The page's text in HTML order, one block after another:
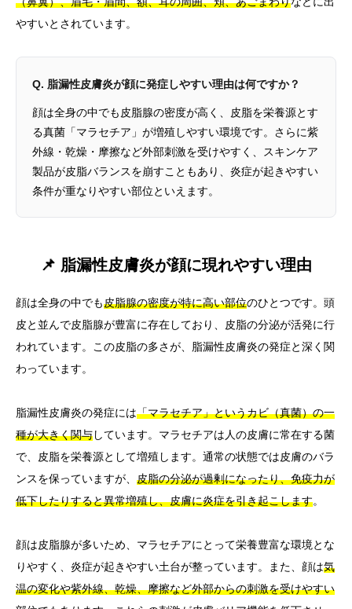
やすいとされています。
Q. 脂漏性皮膚炎が顔に発症しやすい理由は何ですか？
顔は全身の中でも皮脂腺の密度が高く、皮脂を栄養源とす
る真菌「マラセチア」が増殖しやすい環境です。さらに紫
外線・乾燥・摩擦など外部刺激を受けやすく、スキンケア
製品が皮脂バランスを崩すこともあり、炎症が起きやすい
条件が重なりやすい部位といえます。
📌 脂漏性皮膚炎が顔に現れやすい理由
顔は全身の中でも皮脂腺の密度が特に高い部位のひとつです。頭
皮と並んで皮脂腺が豊富に存在しており、皮脂の分泌が活発に行
われています。この皮脂の多さが、脂漏性皮膚炎の発症と深く関
わっています。
脂漏性皮膚炎の発症には「マラセチア」というカビ（真菌）の一
種が大きく関与しています。マラセチアは人の皮膚に常在する菌
で、皮脂を栄養源として増殖します。通常の状態では皮膚のバラ
ンスを保っていますが、 皮脂の分泌が過剰になったり、免疫力が
低下したりすると異常増殖し、皮膚に炎症を引き起こします。
顔は皮脂腺が多いため、マラセチアにとって栄養豊富な環境とな
りやすく、炎症が起きやすい土台が整っています。また、顔は気
温の変化や紫外線、乾燥、摩擦など外部からの刺激を受けやすい